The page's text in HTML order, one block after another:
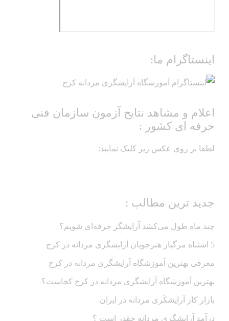
اینستاگرام ما:
اعلام و مشاهد نتایج آزمون سازمان فنی
حرفه ای کشور :
لطفا بر روی عکس زیر کلیک نمایید:
جدید ترین مطالب :
چند ماه طول می‌کشد آرایشگر حرفه‌ای شویم؟
5 اشتباه مرگبار هنرجویان آرایشگری مردانه در کرج
معرفی بهترین آموزشگاه آرایشگری مردانه در کرج
بهترین آموزشگاه آرایشگری مردانه در کرج کجاست؟
بازار كار آرايشكَرى مردانه در ايران
درآمد آرایشگری مردانه چقدر است ؟